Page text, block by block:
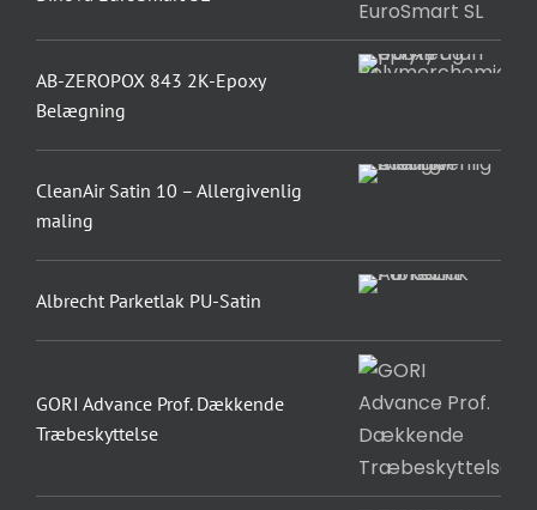
AB-ZEROPOX 843 2K-Epoxy
Belægning
CleanAir Satin 10 – Allergivenlig
maling
Albrecht Parketlak PU-Satin
GORI Advance Prof. Dækkende
Træbeskyttelse